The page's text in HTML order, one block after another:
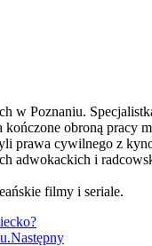
Poznaniu.
obroną
prawa cywilnego z
adwokackich i
filmy i seriale.
Następny